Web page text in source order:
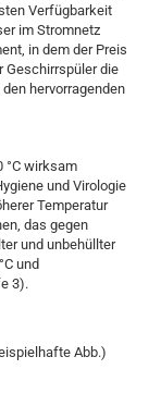
Verfügbarkeit
im Stromnetz
in dem der Preis
Geschirrspüler die
hervorragenden
°C wirksam
und Virologie
Temperatur
das gegen
und unbehüllter
und
3).
Abb.)